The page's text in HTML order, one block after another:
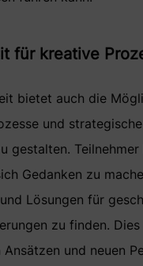
für kreative
bietet auch die
und
gestalten. Teilnehmer
Gedanken zu
Lösungen für
zu finden. Dies
und neuen